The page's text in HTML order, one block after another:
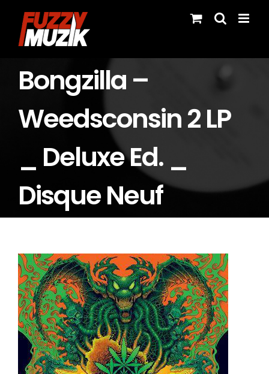
content
Bongzilla –
Weedsconsin 2 LP
_ Deluxe Ed. _
Disque Neuf